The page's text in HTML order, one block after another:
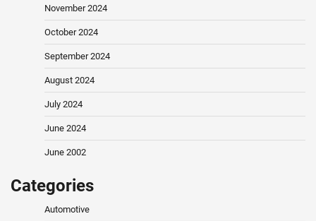
November 2024
October 2024
September 2024
August 2024
July 2024
June 2024
June 2002
Categories
Automotive